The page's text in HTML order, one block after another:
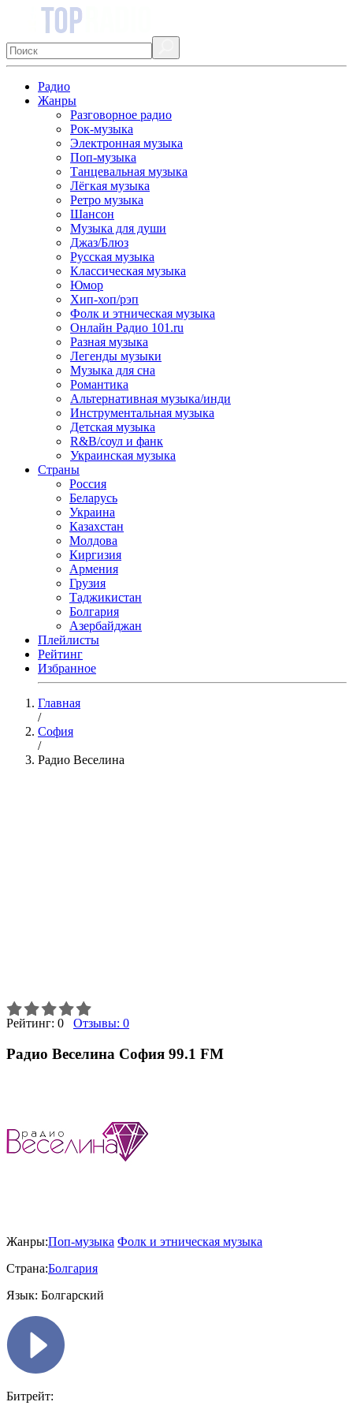
Радио
Жанры
Разговорное радио
Рок-музыка
Электронная музыка
Поп-музыка
Танцевальная музыка
Лёгкая музыка
Ретро музыка
Шансон
Музыка для души
Джаз/Блюз
Русская музыка
Классическая музыка
Юмор
Хип-хоп/рэп
Фолк и этническая музыка
Онлайн Радио 101.ru
Разная музыка
Легенды музыки
Музыка для сна
Романтика
Альтернативная музыка/инди
Инструментальная музыка
Детская музыка
R&B/cоул и фанк
Украинская музыка
Страны
Россия
Беларусь
Украина
Казахстан
Молдова
Киргизия
Армения
Грузия
Таджикистан
Болгария
Азербайджан
Плейлисты
Рейтинг
Избранное
Главная
/
София
/
Радио Веселина
Рейтинг: 0 Отзывы: 0
Радио Веселина София 99.1 FM
Жанры:Поп-музыка Фолк и этническая музыка
Страна:Болгария
Язык: Болгарский
Битрейт: